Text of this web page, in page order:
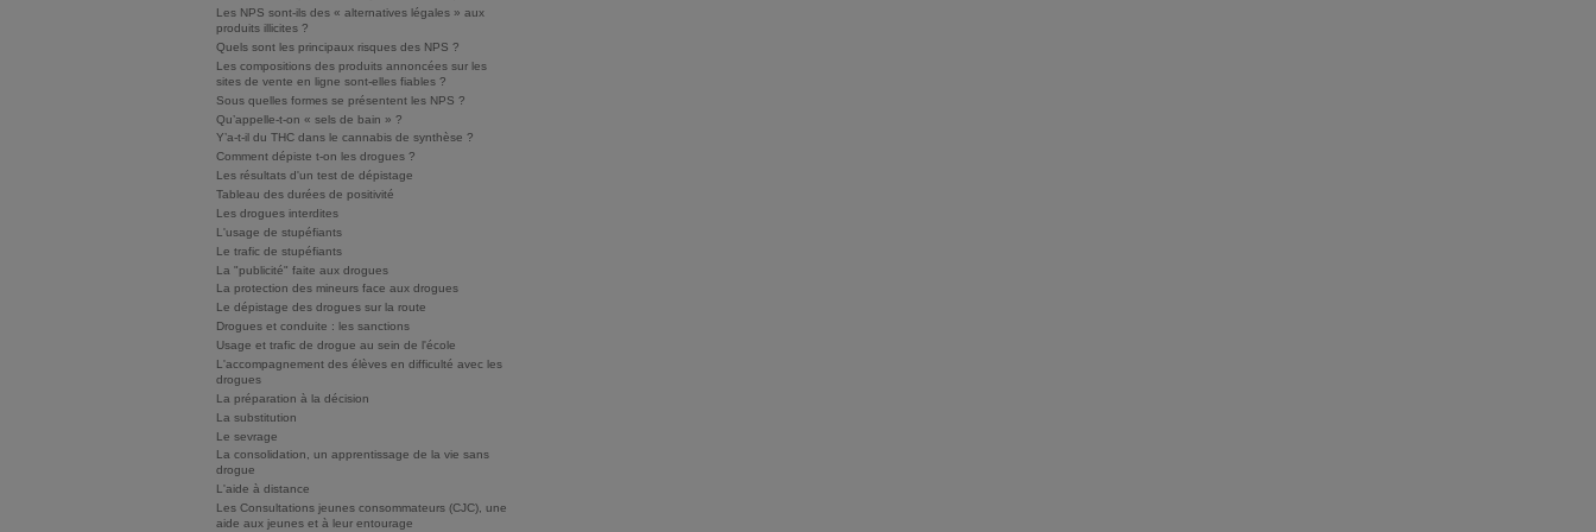
Les NPS sont-ils des « alternatives légales » aux
produits illicites ?
Quels sont les principaux risques des NPS ?
Les compositions des produits annoncées sur les
sites de vente en ligne sont-elles fiables ?
Sous quelles formes se présentent les NPS ?
Qu’appelle-t-on « sels de bain » ?
Y’a-t-il du THC dans le cannabis de synthèse ?
Comment dépiste t-on les drogues ?
Les résultats d'un test de dépistage
Tableau des durées de positivité
Les drogues interdites
L'usage de stupéfiants
Le trafic de stupéfiants
La "publicité" faite aux drogues
La protection des mineurs face aux drogues
Le dépistage des drogues sur la route
Drogues et conduite : les sanctions
Usage et trafic de drogue au sein de l'école
L'accompagnement des élèves en difficulté avec les
drogues
La préparation à la décision
La substitution
Le sevrage
La consolidation, un apprentissage de la vie sans
drogue
L'aide à distance
Les Consultations jeunes consommateurs (CJC), une
aide aux jeunes et à leur entourage